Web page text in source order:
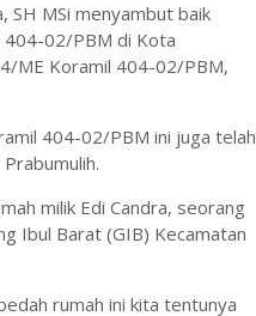
SH MSi menyambut baik
404-02/PBM di Kota
ME Koramil 404-02/PBM,
404-02/PBM ini juga telah
milik Edi Candra, seorang
Ibul Barat (GIB) Kecamatan
rumah ini kita tentunya